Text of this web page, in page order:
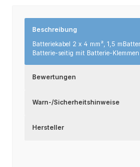
Beschreibung
Batteriekabel 2 x 4 mm², 1,5
Batterie-seitig mit Batterie-
Bewertungen
Warn-/Sicherheitshinweise
Hersteller